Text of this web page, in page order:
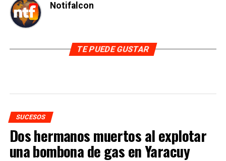
Notifalcon
TE PUEDE GUSTAR
SUCESOS
Dos hermanos muertos al explotar
una bombona de gas en Yaracuy